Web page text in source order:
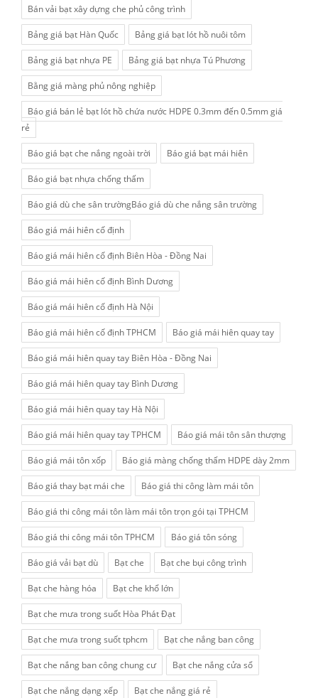
Bán vải bạt xây dựng che phủ công trình
Bảng giá bạt Hàn Quốc Bảng giá bạt lót hồ nuôi tôm
Bảng giá bạt nhựa PE Bảng giá bạt nhựa Tú Phương
Bằng giá màng phủ nông nghiệp
Báo giá bán lẻ bạt lót hồ chứa nước HDPE 0.3mm đến 0.5mm giá
rẻ
Báo giá bạt che nắng ngoài trời Báo giá bạt mái hiên
Báo giá bạt nhựa chống thấm
Báo giá dù che sân trườngBáo giá dù che nắng sân trường
Báo giá mái hiên cố định
Báo giá mái hiên cố định Biên Hòa - Đồng Nai
Báo giá mái hiên cố định Bình Dương
Báo giá mái hiên cố định Hà Nội
Báo giá mái hiên cố định TPHCM Báo giá mái hiên quay tay
Báo giá mái hiên quay tay Biên Hòa - Đồng Nai
Báo giá mái hiên quay tay Bình Dương
Báo giá mái hiên quay tay Hà Nội
Báo giá mái hiên quay tay TPHCM Báo giá mái tôn sân thượng
Báo giá mái tôn xốp Báo giá màng chống thấm HDPE dày 2mm
Báo giá thay bạt mái che Báo giá thi công làm mái tôn
Báo giá thi công mái tôn làm mái tôn trọn gói tại TPHCM
Báo giá thi công mái tôn TPHCM Báo giá tôn sóng
Báo giá vải bạt dù Bạt che Bạt che bụi công trình
Bạt che hàng hóa Bạt che khổ lớn
Bạt che mưa trong suốt Hòa Phát Đạt
Bạt che mưa trong suốt tphcm Bạt che nắng ban công
Bạt che nắng ban công chung cư Bạt che nắng cửa sổ
Bạt che nắng dạng xếp Bạt che nắng giá rẻ